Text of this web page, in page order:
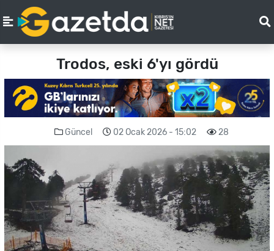
Trodos, eski 6'yı gördü
Güncel 02 Ocak 2026 - 15:02 28